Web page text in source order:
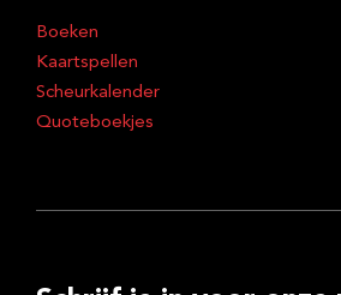
Boeken
Kaartspellen
Scheurkalender
Quoteboekjes